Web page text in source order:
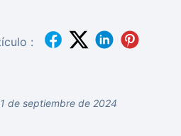
:
de septiembre de 2024